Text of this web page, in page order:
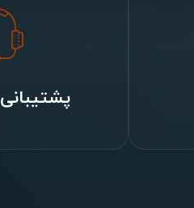
پشتیبانی 24 ساعته